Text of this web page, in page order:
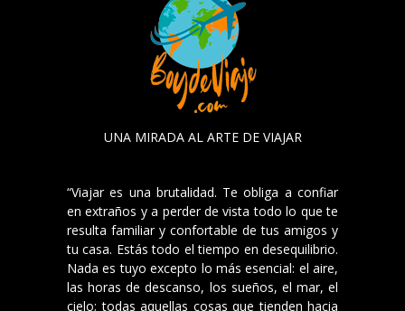
UNA MIRADA AL ARTE DE VIAJAR
“Viajar es una brutalidad. Te obliga a confiar
en extraños y a perder de vista todo lo que te
resulta familiar y confortable de tus amigos y
tu casa. Estás todo el tiempo en desequilibrio.
Nada es tuyo excepto lo más esencial: el aire,
las horas de descanso, los sueños, el mar, el
cielo; todas aquellas cosas que tienden hacia